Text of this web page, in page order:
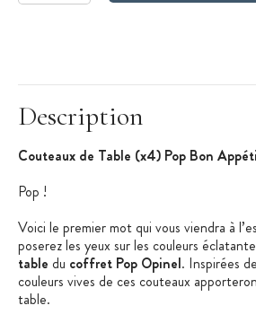
Description
Couteaux de Table (x4) Pop Bon
Pop !
Voici le premier mot qui vous viendra à
poserez les yeux sur les couleurs
table du coffret Pop Opinel. Inspirées
couleurs vives de ces couteaux
table.